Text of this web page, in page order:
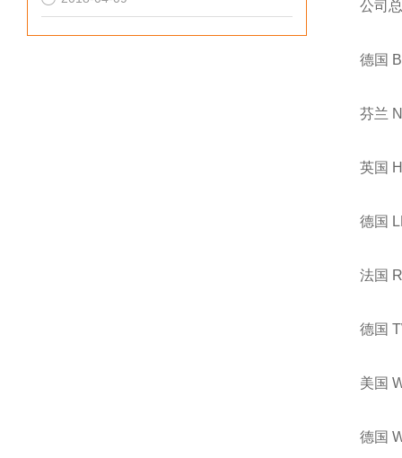
公司
德国
芬兰
英国
德国
法国
德国
美国
德国